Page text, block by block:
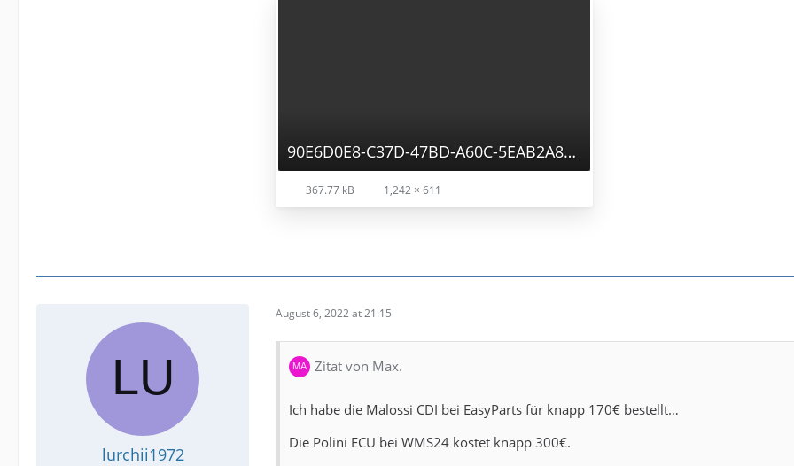
90E6D0E8-C37D-47BD-A60C-5EAB2A8F9D73.jpeg
367.77 kB 1,242 × 611
lurchii1972
August 6, 2022 at 21:15
Zitat von Max.
Ich habe die Malossi CDI bei EasyParts für knapp 170€ bestellt…
Die Polini ECU bei WMS24 kostet knapp 300€.